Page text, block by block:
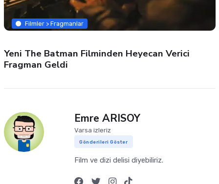
Filmler > Fragmanlar
Yeni The Batman Filminden Heyecan Verici
Fragman Geldi
Emre ARISOY
Varsa izleriz
Gönderileri Göster
Film ve dizi delisi diyebiliriz.